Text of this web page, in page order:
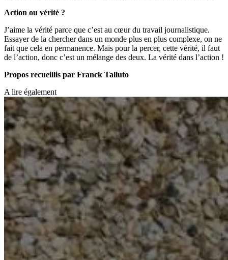
Action ou vérité ?
J’aime la vérité parce que c’est au cœur du travail journalistique.
Essayer de la chercher dans un monde plus en plus complexe, on ne
fait que cela en permanence. Mais pour la percer, cette vérité, il faut
de l’action, donc c’est un mélange des deux. La vérité dans l’action !
Propos recueillis par Franck Talluto
A lire également